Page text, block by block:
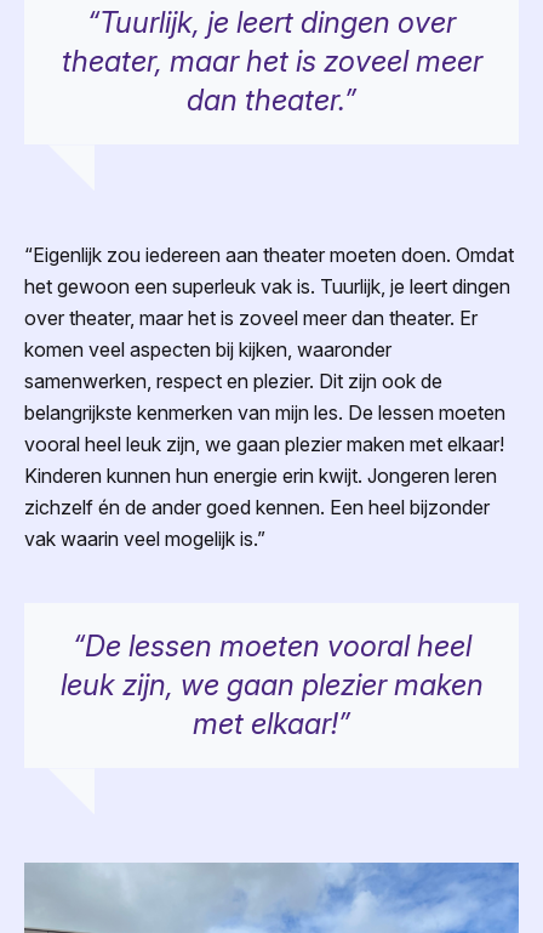
“Tuurlijk, je leert dingen over
theater, maar het is zoveel meer
dan theater.”
“Eigenlijk zou iedereen aan theater moeten doen. Omdat
het gewoon een superleuk vak is. Tuurlijk, je leert dingen
over theater, maar het is zoveel meer dan theater. Er
komen veel aspecten bij kijken, waaronder
samenwerken, respect en plezier. Dit zijn ook de
belangrijkste kenmerken van mijn les. De lessen moeten
vooral heel leuk zijn, we gaan plezier maken met elkaar!
Kinderen kunnen hun energie erin kwijt. Jongeren leren
zichzelf én de ander goed kennen. Een heel bijzonder
vak waarin veel mogelijk is.”
“De lessen moeten vooral heel
leuk zijn, we gaan plezier maken
met elkaar!”